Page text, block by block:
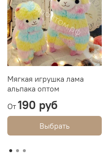
Мягкая игрушка лама
альпака оптом
От 190 руб
Выбрать